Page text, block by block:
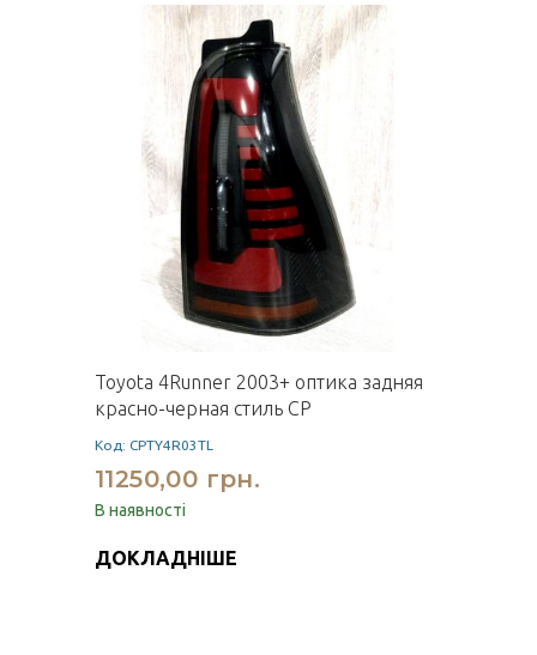
Toyota 4Runner 2003+ оптика задняя
красно-черная стиль CP
Код: CPTY4R03TL
11250,00 грн.
В наявності
ДОКЛАДНІШЕ